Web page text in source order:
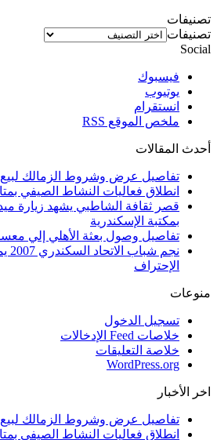
تصنيفات
تصنيفات
Social
فيسبوك
يوتيوب
انستقرام
ملخص الموقع RSS
أحدث المقالات
تفاصيل عرض وشروط الزمالك لبيع
انطلاق فعاليات النشاط الصيفي
قصر ثقافة الشاطبي يشهد زيارة
بمكتبة الإسكندرية
تفاصيل وصول بعثة الأهلي إلي
الإحتراف
منوعات
تسجيل الدخول
خلاصات Feed الإدخالات
خلاصة التعليقات
WordPress.org
اخر الأخبار
تفاصيل عرض وشروط الزمالك لبيع
انطلاق فعاليات النشاط الصيفي